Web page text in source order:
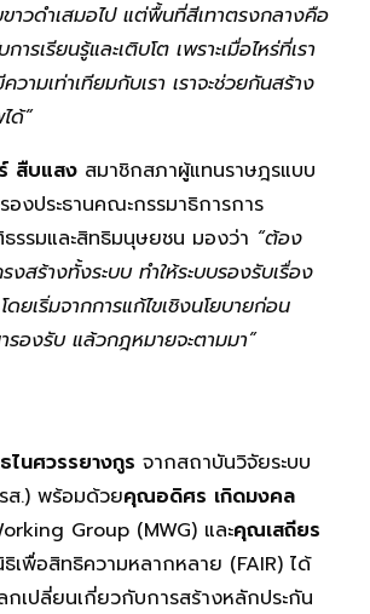
าวดำเสมอไป แต่พื้นที่สีเทาตรงกลางคือ
รเรียนรู้และเติบโต เพราะเมื่อไหร่ที่เรา
ามเท่าเทียมกับเรา เราจะช่วยกันสร้าง
ด้”
สืบแสง สมาชิกสภาผู้แทนราษฎรแบบ
งประธานคณะกรรมาธิการการ
รรมและสิทธิมนุษยชน มองว่า “ต้อง
งสร้างทั้งระบบ ทำให้ระบบรองรับเรื่อง
ยเริ่มจากการแก้ไขเชิงนโยบายก่อน
รองรับ แล้วกฎหมายจะตามมา”
นศวรรยางกูร จากสถาบันวิจัยระบบ
ส.) พร้อมด้วยคุณอดิศร เกิดมงคล
Group (MWG) และคุณเสถียร
เพื่อสิทธิความหลากหลาย (FAIR) ได้
กเปลี่ยนเกี่ยวกับการสร้างหลักประกัน